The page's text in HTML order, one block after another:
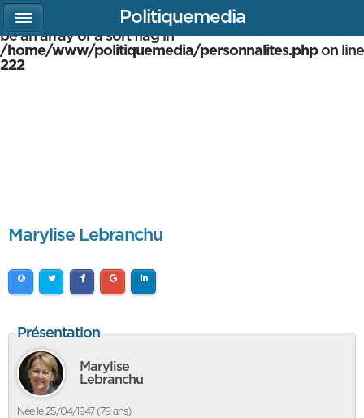
Warning
: array_multisort(): Argument #1 is expected to
be an array or a sort flag in
/home/www/politiquemedia/personnalites.phpon line
222
Marylise Lebranchu
Présentation
Marylise
Lebranchu
Née le 25/04/1947 (79 ans)
Politiquemedia